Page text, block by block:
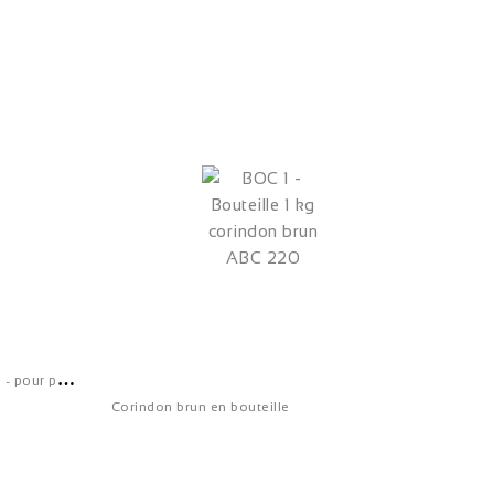
R
ondelle mousse épaisseur 9mm - pour pistolet A15 - RM 9
Corindon brun en bouteille